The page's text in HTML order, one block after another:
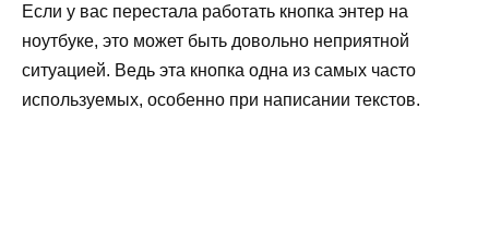
Если у вас перестала работать кнопка энтер на
ноутбуке, это может быть довольно неприятной
ситуацией. Ведь эта кнопка одна из самых часто
используемых, особенно при написании текстов.